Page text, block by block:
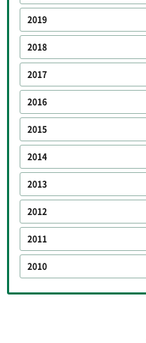
2019
2018
2017
2016
2015
2014
2013
2012
2011
2010